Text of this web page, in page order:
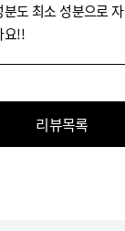
도 최소 성분으로
요!!
리뷰목록